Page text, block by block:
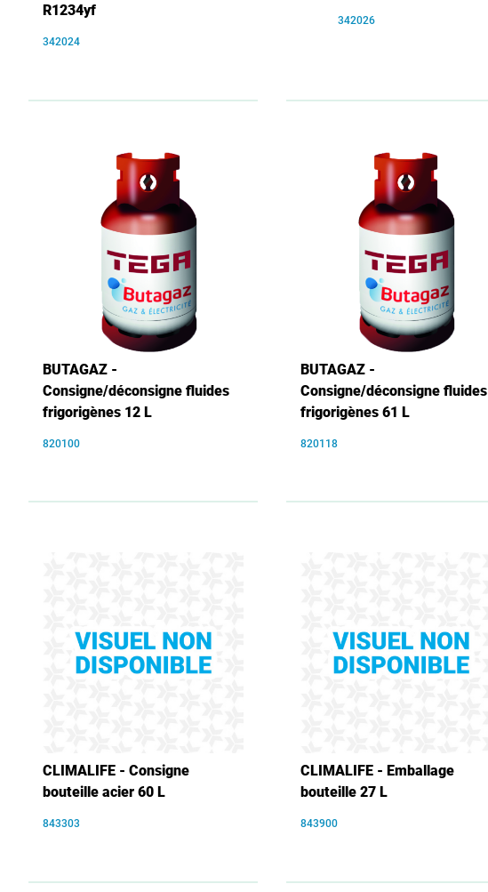
R1234yf
342024
342026
BUTAGAZ -
Consigne/déconsigne fluides
frigorigènes 12 L
820100
BUTAGAZ -
Consigne/déconsigne fluides
frigorigènes 61 L
820118
CLIMALIFE - Consigne
bouteille acier 60 L
843303
CLIMALIFE - Emballage
bouteille 27 L
843900